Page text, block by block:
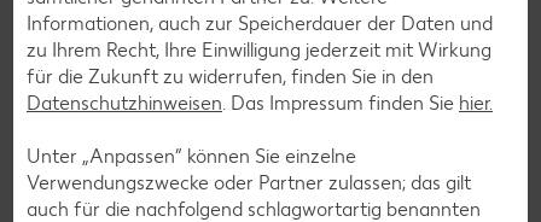
Bananen-Rezepte
Zurück zu allen Rezepten
Informationen, auch zur Speicherdauer der Daten und
zu Ihrem Recht, Ihre Einwilligung jederzeit mit Wirkung
für die Zukunft zu widerrufen, finden Sie in den
Datenschutzhinweisen . Das Impressum finden Sie hier.
Unter „Anpassen“ können Sie einzelne
Verwendungszwecke oder Partner zulassen; das gilt
auch für die nachfolgend schlagwortartig benannten